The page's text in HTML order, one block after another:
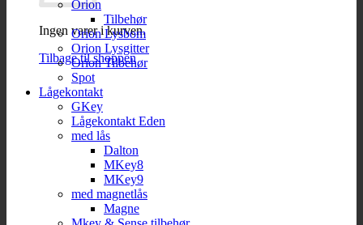
Ingen varer i kurven.
Tilbage til shoppen
Orion
Tilbehør
Orion Lysbom
Orion Lysgitter
Orion Tilbehør
Spot
Lågekontakt
GKey
Lågekontakt Eden
med lås
Dalton
MKey8
MKey9
med magnetlås
Magne